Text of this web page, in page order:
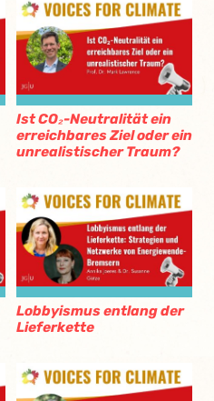
Ist CO₂-Neutralität ein
erreichbares Ziel oder ein
unrealistischer Traum?
Lobbyismus entlang der
Lieferkette